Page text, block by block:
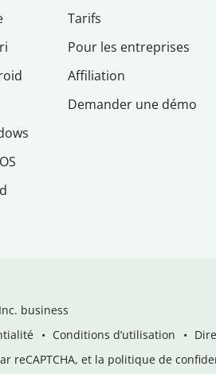
Tarifs
Pour les entreprises
Affiliation
Demander une démo
business
Conditions d’utilisation
reCAPTCHA, et la politique de